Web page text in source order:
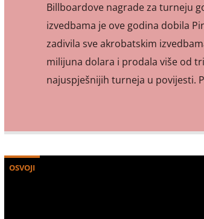
Billboardove nagrade za turneju
izvedbama je ove godina dobila
zadivila sve akrobatskim
milijuna dolara i prodala više od
najuspješnijih turneja u povijesti.
OSVOJI